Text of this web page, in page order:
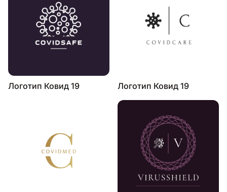
Логотип Ковид 19 Логотип Ковид 19